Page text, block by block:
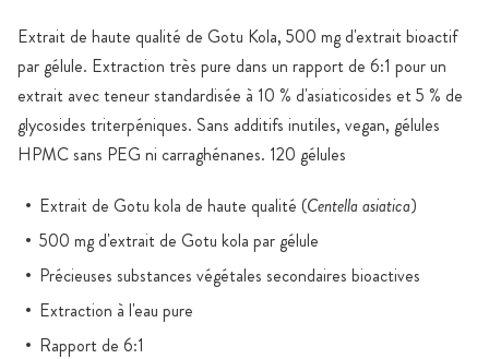
Extrait de haute qualité de Gotu Kola, 500 mg d'extrait bioactif
par gélule. Extraction très pure dans un rapport de 6:1 pour un
extrait avec teneur standardisée à 10 % d'asiaticosides et 5 % de
glycosides triterpéniques. Sans additifs inutiles, vegan, gélules
HPMC sans PEG ni carraghénanes. 120 gélules
Extrait de Gotu kola de haute qualité (Centella asiatica)
500 mg d'extrait de Gotu kola par gélule
Précieuses substances végétales secondaires bioactives
Extraction à l'eau pure
Rapport de 6:1